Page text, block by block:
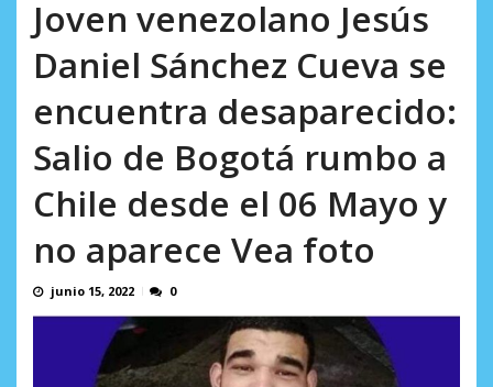
Joven venezolano Jesús
Daniel Sánchez Cueva se
encuentra desaparecido:
Salio de Bogotá rumbo a
Chile desde el 06 Mayo y
no aparece Vea foto
junio 15, 2022 0